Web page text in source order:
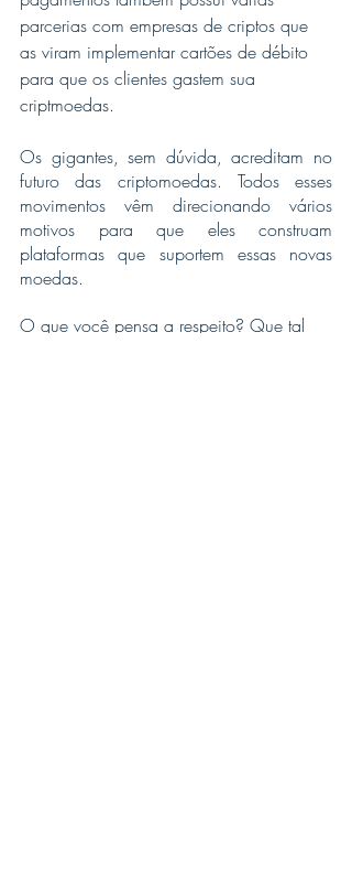
parcerias com empresas de criptos que
as viram implementar cartões de débito
para que os clientes gastem sua
criptmoedas.
Os gigantes, sem dúvida, acreditam no
futuro das criptomoedas. Todos esses
movimentos vêm direcionando vários
motivos para que eles construam
plataformas que suportem essas novas
moedas.
O que você pensa a respeito? Que tal